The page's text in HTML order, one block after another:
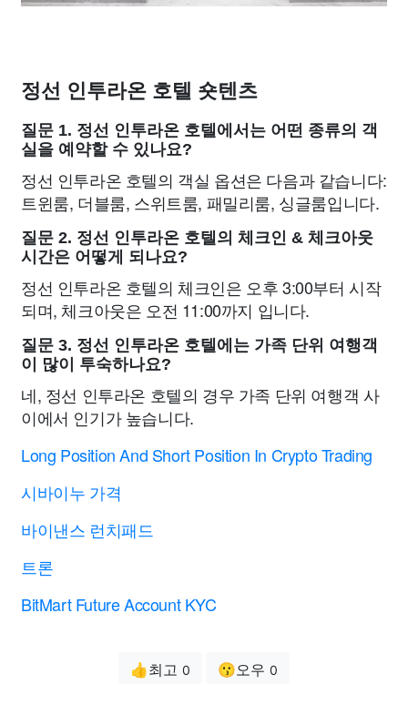
정선 인투라온 호텔 숏텐츠
질문 1. 정선 인투라온 호텔에서는 어떤 종류의 객
실을 예약할 수 있나요?
정선 인투라온 호텔의 객실 옵션은 다음과 같습니다:
트윈룸, 더블룸, 스위트룸, 패밀리룸, 싱글룸입니다.
질문 2. 정선 인투라온 호텔의 체크인 & 체크아웃
시간은 어떻게 되나요?
정선 인투라온 호텔의 체크인은 오후 3:00부터 시작
되며, 체크아웃은 오전 11:00까지 입니다.
질문 3. 정선 인투라온 호텔에는 가족 단위 여행객
이 많이 투숙하나요?
네, 정선 인투라온 호텔의 경우 가족 단위 여행객 사
이에서 인기가 높습니다.
Long Position And Short Position In Crypto Trading
시바이누 가격
바이낸스 런치패드
트론
BitMart Future Account KYC
👍최고 0 😗오우 0